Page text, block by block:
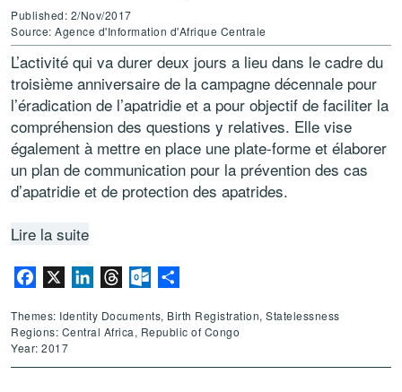
Published: 2/Nov/2017
Source: Agence d'Information d'Afrique Centrale
L’activité qui va durer deux jours a lieu dans le cadre du
troisième anniversaire de la campagne décennale pour
l’éradication de l’apatridie et a pour objectif de faciliter la
compréhension des questions y relatives. Elle vise
également à mettre en place une plate-forme et élaborer
un plan de communication pour la prévention des cas
d’apatridie et de protection des apatrides.
Lire la suite
Facebook LinkedInThreadsOutlook.com
Themes: Identity Documents, Birth Registration, Statelessness
Regions: Central Africa, Republic of Congo
Year: 2017